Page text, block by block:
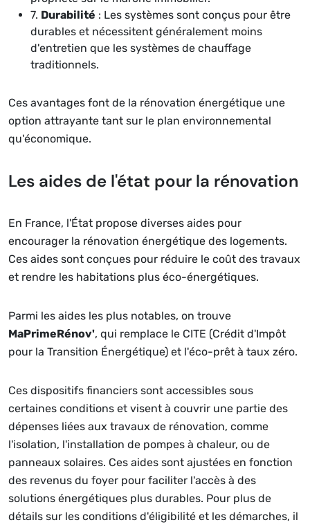
7. Durabilité : Les systèmes sont conçus pour être
durables et nécessitent généralement moins
d'entretien que les systèmes de chauffage
traditionnels.
Ces avantages font de la rénovation énergétique une
option attrayante tant sur le plan environnemental
qu'économique.
Les aides de l'état pour la rénovation
En France, l'État propose diverses aides pour
encourager la rénovation énergétique des logements.
Ces aides sont conçues pour réduire le coût des travaux
et rendre les habitations plus éco-énergétiques.
Parmi les aides les plus notables, on trouve
MaPrimeRénov', qui remplace le CITE (Crédit d'Impôt
pour la Transition Énergétique) et l'éco-prêt à taux zéro.
Ces dispositifs financiers sont accessibles sous
certaines conditions et visent à couvrir une partie des
dépenses liées aux travaux de rénovation, comme
l'isolation, l'installation de pompes à chaleur, ou de
panneaux solaires. Ces aides sont ajustées en fonction
des revenus du foyer pour faciliter l'accès à des
solutions énergétiques plus durables. Pour plus de
détails sur les conditions d'éligibilité et les démarches, il